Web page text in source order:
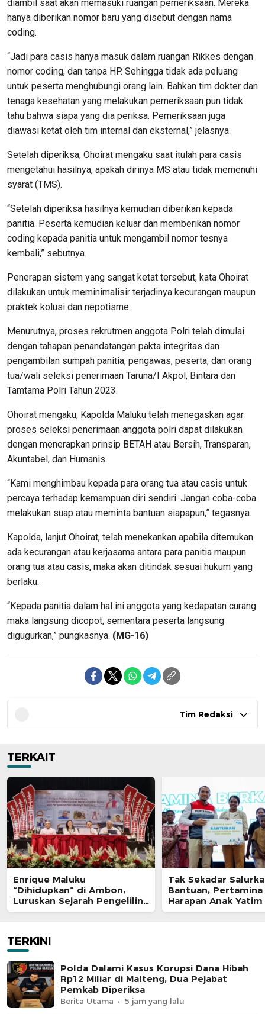
diambil saat akan memasuki ruangan pemeriksaan. Mereka
hanya diberikan nomor baru yang disebut dengan nama
coding.
“Jadi para casis hanya masuk dalam ruangan Rikkes dengan
nomor coding, dan tanpa HP. Sehingga tidak ada peluang
untuk peserta menghubungi orang lain. Bahkan tim dokter dan
tenaga kesehatan yang melakukan pemeriksaan pun tidak
tahu bahwa siapa yang dia periksa. Pemeriksaan juga
diawasi ketat oleh tim internal dan eksternal,” jelasnya.
Setelah diperiksa, Ohoirat mengaku saat itulah para casis
mengetahui hasilnya, apakah dirinya MS atau tidak memenuhi
syarat (TMS).
“Setelah diperiksa hasilnya kemudian diberikan kepada
panitia. Peserta kemudian keluar dan memberikan nomor
coding kepada panitia untuk mengambil nomor tesnya
kembali,” sebutnya.
Penerapan sistem yang sangat ketat tersebut, kata Ohoirat
dilakukan untuk meminimalisir terjadinya kecurangan maupun
praktek kolusi dan nepotisme.
Menurutnya, proses rekrutmen anggota Polri telah dimulai
dengan tahapan penandatangan pakta integritas dan
pengambilan sumpah panitia, pengawas, peserta, dan orang
tua/wali seleksi penerimaan Taruna/I Akpol, Bintara dan
Tamtama Polri Tahun 2023.
Ohoirat mengaku, Kapolda Maluku telah menegaskan agar
proses seleksi penerimaan anggota polri dapat dilakukan
dengan menerapkan prinsip BETAH atau Bersih, Transparan,
Akuntabel, dan Humanis.
“Kami menghimbau kepada para orang tua atau casis untuk
percaya terhadap kemampuan diri sendiri. Jangan coba-coba
melakukan suap atau meminta bantuan siapapun,” tegasnya.
Kapolda, lanjut Ohoirat, telah menekankan apabila ditemukan
ada kecurangan atau kerjasama antara para panitia maupun
orang tua atau casis, maka akan ditindak sesuai hukum yang
berlaku.
“Kepada panitia dalam hal ini anggota yang kedapatan curang
maka langsung dicopot, sementara peserta langsung
digugurkan,” pungkasnya. (MG-16)
Tim Redaksi
TERKAIT
Enrique Maluku
“Dihidupkan” di Ambon,
Luruskan Sejarah Pengeliling
Bumi Pertama Adalah Putra
Tak Sekadar
Bantuan, Pertamina
Harapan Anak
Program Pertamina
TERKINI
Polda Dalami Kasus Korupsi Dana Hibah
Rp12 Miliar di Malteng, Dua Pejabat
Pemkab Diperiksa
Berita Utama 5 jam yang lalu